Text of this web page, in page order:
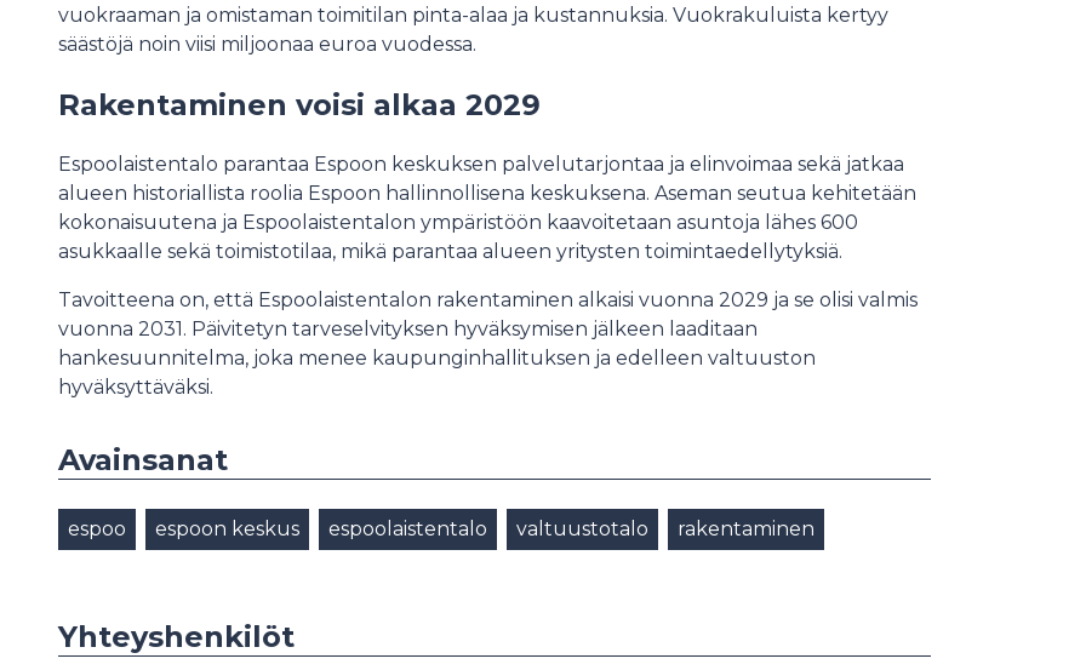
vuokraaman ja omistaman toimitilan pinta-alaa ja kustannuksia. Vuokrakuluista kertyy
säästöjä noin viisi miljoonaa euroa vuodessa.
Rakentaminen voisi alkaa 2029
Espoolaistentalo parantaa Espoon keskuksen palvelutarjontaa ja elinvoimaa sekä jatkaa
alueen historiallista roolia Espoon hallinnollisena keskuksena. Aseman seutua kehitetään
kokonaisuutena ja Espoolaistentalon ympäristöön kaavoitetaan asuntoja lähes 600
asukkaalle sekä toimistotilaa, mikä parantaa alueen yritysten toimintaedellytyksiä.
Tavoitteena on, että Espoolaistentalon rakentaminen alkaisi vuonna 2029 ja se olisi valmis
vuonna 2031. Päivitetyn tarveselvityksen hyväksymisen jälkeen laaditaan
hankesuunnitelma, joka menee kaupunginhallituksen ja edelleen valtuuston
hyväksyttäväksi.
Avainsanat
espoo espoon keskus espoolaistentalo valtuustotalo rakentaminen
Yhteyshenkilöt